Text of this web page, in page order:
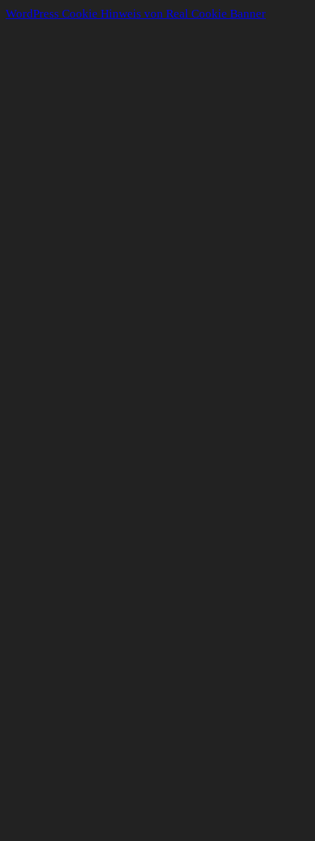
WordPress Cookie Hinweis von Real Cookie Banner